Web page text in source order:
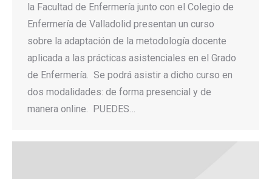
la Facultad de Enfermería junto con el Colegio de
Enfermería de Valladolid presentan un curso
sobre la adaptación de la metodología docente
aplicada a las prácticas asistenciales en el Grado
de Enfermería. Se podrá asistir a dicho curso en
dos modalidades: de forma presencial y de
manera online. PUEDES…